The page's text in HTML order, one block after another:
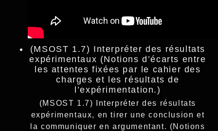
(MSOST 1.7) Interpréter des résultats
expérimentaux (Notions d’écarts entre
les attentes fixées par le cahier des
charges et les résultats de
l’expérimentation.)
(MSOST 1.7) Interpréter des résultats
expérimentaux, en tirer une conclusion et
la communiquer en argumentant. (Notions